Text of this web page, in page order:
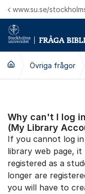
Hoppa till innehåll
www.su.se/
Övriga frågor
Why can't I log
(My Library
If you cannot log
library web page,
registered as a
longer are
you will have to